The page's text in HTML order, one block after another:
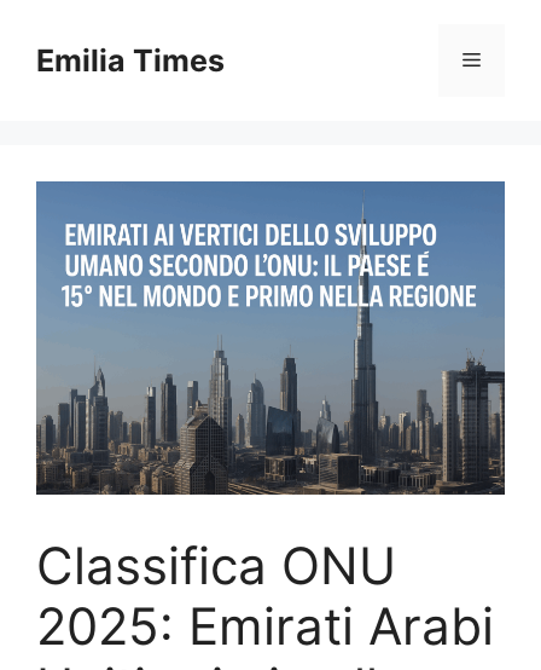
contentEmilia Times Menu
Classifica ONU
2025: Emirati Arabi